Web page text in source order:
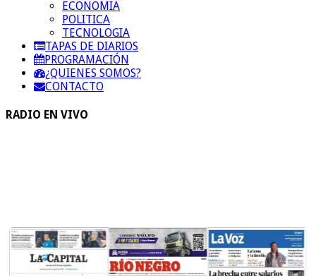
ECONOMIA
POLITICA
TECNOLOGIA
TAPAS DE DIARIOS
PROGRAMACIÓN
¿QUIENES SOMOS?
CONTACTO
RADIO EN VIVO